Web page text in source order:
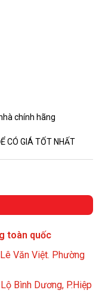
chính hãng
CÓ GIÁ TỐT NHẤT
toàn quốc
Văn Việt. Phường
Bình Dương, P.Hiệp